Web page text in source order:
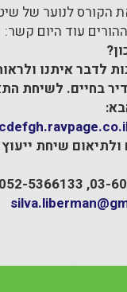
הקורס לנוער של
עוד היום קשר:
לדבר איתנו
בחיים. לשיחת
ולתיאום שיחת